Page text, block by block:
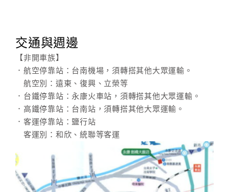
交通與週邊
【非開車族】
．航空停靠站：台南機場，須轉搭其他大眾運輸。
航空別：遠東、復興、立榮等
．台鐵停靠站：永康火車站，須轉搭其他大眾運輸。
．高鐵停靠站：台南站，須轉搭其他大眾運輸。
．客運停靠站：鹽行站
客運別：和欣、統聯等客運